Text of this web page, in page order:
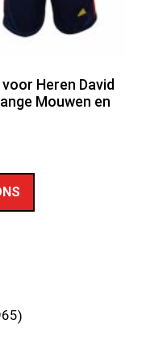
Heren David
Mouwen en